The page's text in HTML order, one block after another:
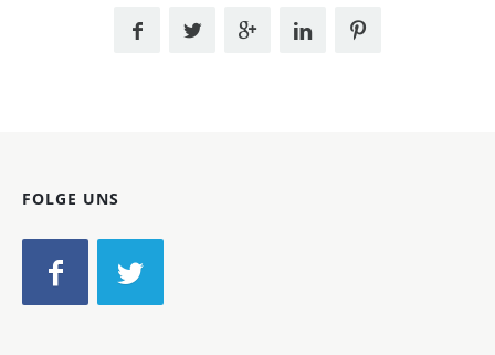
FOLGE UNS